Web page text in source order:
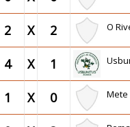
2 X 2 O
4 X 1
1 X 0 Mete